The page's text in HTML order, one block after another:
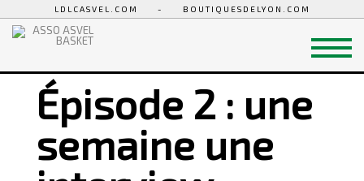
LDLCASVEL.COM - BOUTIQUESDELYON.COM
Épisode 2 : une
semaine une